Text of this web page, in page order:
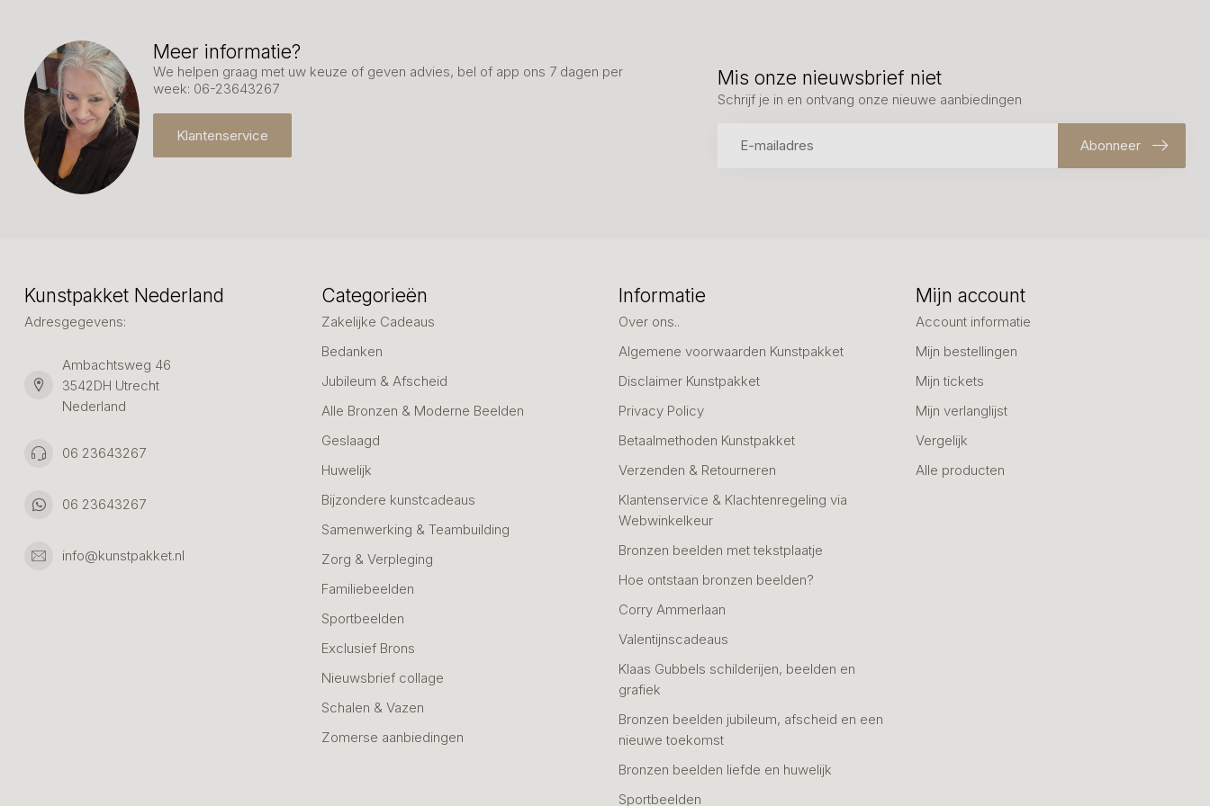
Meer informatie?
We helpen graag met uw keuze of geven advies, bel of app ons 7 dagen per
week: 06-23643267
Klantenservice
Mis onze nieuwsbrief niet
Schrijf je in en ontvang onze nieuwe aanbiedingen
Abonneer
Kunstpakket Nederland
Adresgegevens:
Ambachtsweg 46
3542DH Utrecht
Nederland
06 23643267
06 23643267
info@kunstpakket.nl
Categorieën
Zakelijke Cadeaus
Bedanken
Jubileum & Afscheid
Alle Bronzen & Moderne Beelden
Geslaagd
Huwelijk
Bijzondere kunstcadeaus
Samenwerking & Teambuilding
Zorg & Verpleging
Familiebeelden
Sportbeelden
Exclusief Brons
Nieuwsbrief collage
Schalen & Vazen
Zomerse aanbiedingen
Informatie
Over ons..
Algemene voorwaarden Kunstpakket
Disclaimer Kunstpakket
Privacy Policy
Betaalmethoden Kunstpakket
Verzenden & Retourneren
Klantenservice & Klachtenregeling via
Webwinkelkeur
Bronzen beelden met tekstplaatje
Hoe ontstaan bronzen beelden?
Corry Ammerlaan
Valentijnscadeaus
Klaas Gubbels schilderijen, beelden en
grafiek
Bronzen beelden jubileum, afscheid en een
nieuwe toekomst
Bronzen beelden liefde en huwelijk
Sportbeelden
Mijn account
Account informatie
Mijn bestellingen
Mijn tickets
Mijn verlanglijst
Vergelijk
Alle producten